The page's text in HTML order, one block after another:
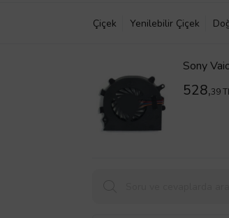
Çiçek Yenilebilir Çiçek
Sony
528,39